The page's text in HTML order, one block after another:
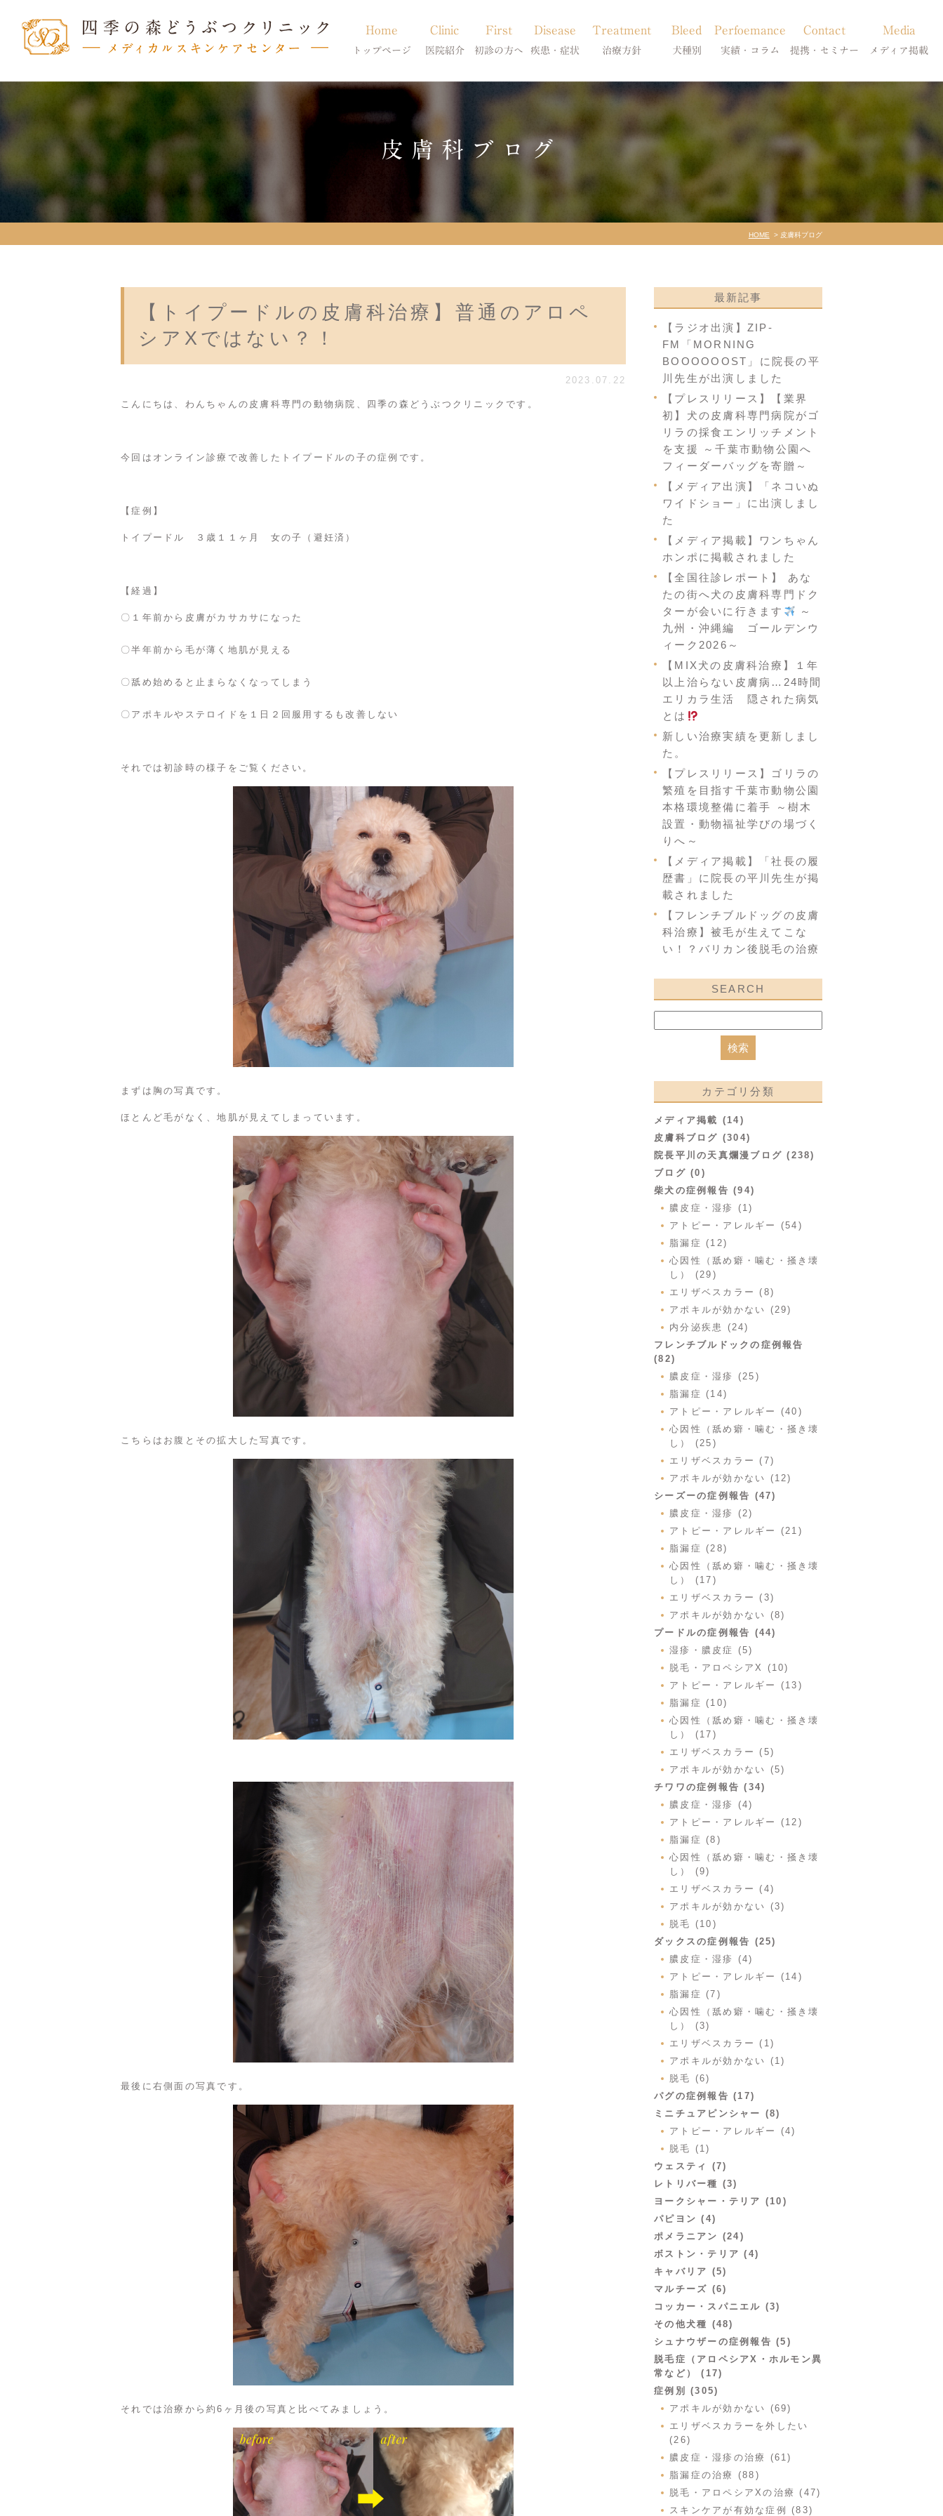
Home
トップページ
Clinic
医院紹介
当院のご紹介
獣医師紹介
First
初診の方へ
初診の方へ
Disease
疾患・症状
アトピー・アレルギー
膿皮症・脂漏症
脱毛症・アロペシアX
アポキルが効かない皮膚病
Treatment
治療方針
体質改善・食事療法
Bleed
犬種別
柴犬の皮膚病
シーズーの皮膚病
フレンチブルドッグの皮膚病
トイプードルの皮膚病
Perfoemance
実績・コラム
症状別
コラム「皮膚科のいろは」
Contact
提携・セミナー
診療提携・セミナー開催
Media
メディア掲載
皮膚科ブログ
HOME 皮膚科ブログ
【トイプードルの皮膚科治療】普通のアロペ
シアXではない？！
2023.07.22
こんにちは、わんちゃんの皮膚科専門の動物病院、四季の森どうぶつクリニックです。
今回はオンライン診療で改善したトイプードルの子の症例です。
【症例】
トイプードル ３歳１１ヶ月 女の子（避妊済）
【経過】
〇１年前から皮膚がカサカサになった
〇半年前から毛が薄く地肌が見える
〇舐め始めると止まらなくなってしまう
〇アポキルやステロイドを１日２回服用するも改善しない
それでは初診時の様子をご覧ください。
まずは胸の写真です。
ほとんど毛がなく、地肌が見えてしまっています。
こちらはお腹とその拡大した写真です。
最後に右側面の写真です。
それでは治療から約6ヶ月後の写真と比べてみましょう。
最新記事
【ラジオ出演】ZIP-
FM「MORNING
BOOOOOOST」に院長の平
川先生が出演しました
【プレスリリース】【業界
初】犬の皮膚科専門病院がゴ
リラの採食エンリッチメント
を支援 ～千葉市動物公園へ
フィーダーバッグを寄贈～
【メディア出演】「ネコいぬ
ワイドショー」に出演しまし
た
【メディア掲載】ワンちゃん
ホンポに掲載されました
【全国往診レポート】 あな
たの街へ犬の皮膚科専門ドク
ターが会いに行きます
～
九州・沖縄編 ゴールデンウ
ィーク2026～
【MIX犬の皮膚科治療】１年
以上治らない皮膚病…24時間
エリカラ生活 隠された病気
とは
新しい治療実績を更新しまし
た。
【プレスリリース】ゴリラの
繁殖を目指す千葉市動物公園
本格環境整備に着手 ～樹木
設置・動物福祉学びの場づく
りへ～
【メディア掲載】「社長の履
歴書」に院長の平川先生が掲
載されました
【フレンチブルドッグの皮膚
科治療】被毛が生えてこな
い！？バリカン後脱毛の治療
SEARCH
カテゴリ分類
メディア掲載 (14)
皮膚科ブログ (304)
院長平川の天真爛漫ブログ (238)
ブログ (0)
柴犬の症例報告 (94)
膿皮症・湿疹 (1)
アトピー・アレルギー (54)
脂漏症 (12)
心因性（舐め癖・噛む・掻き壊
し） (29)
エリザベスカラー (8)
アポキルが効かない (29)
内分泌疾患 (24)
フレンチブルドックの症例報告
(82)
膿皮症・湿疹 (25)
脂漏症 (14)
アトピー・アレルギー (40)
心因性（舐め癖・噛む・掻き壊
し） (25)
エリザベスカラー (7)
アポキルが効かない (12)
シーズーの症例報告 (47)
膿皮症・湿疹 (2)
アトピー・アレルギー (21)
脂漏症 (28)
心因性（舐め癖・噛む・掻き壊
し） (17)
エリザベスカラー (3)
アポキルが効かない (8)
プードルの症例報告 (44)
湿疹・膿皮症 (5)
脱毛・アロペシアX (10)
アトピー・アレルギー (13)
脂漏症 (10)
心因性（舐め癖・噛む・掻き壊
し） (17)
エリザベスカラー (5)
アポキルが効かない (5)
チワワの症例報告 (34)
膿皮症・湿疹 (4)
アトピー・アレルギー (12)
脂漏症 (8)
心因性（舐め癖・噛む・掻き壊
し） (9)
エリザベスカラー (4)
アポキルが効かない (3)
脱毛 (10)
ダックスの症例報告 (25)
膿皮症・湿疹 (4)
アトピー・アレルギー (14)
脂漏症 (7)
心因性（舐め癖・噛む・掻き壊
し） (3)
エリザベスカラー (1)
アポキルが効かない (1)
脱毛 (6)
パグの症例報告 (17)
ミニチュアピンシャー (8)
アトピー・アレルギー (4)
脱毛 (1)
ウェスティ (7)
レトリバー種 (3)
ヨークシャー・テリア (10)
パピヨン (4)
ポメラニアン (24)
ボストン・テリア (4)
キャバリア (5)
マルチーズ (6)
コッカー・スパニエル (3)
その他犬種 (48)
シュナウザーの症例報告 (5)
脱毛症（アロペシアX・ホルモン異
常など） (17)
症例別 (305)
アポキルが効かない (69)
エリザベスカラーを外したい
(26)
膿皮症・湿疹の治療 (61)
脂漏症の治療 (88)
脱毛・アロペシアXの治療 (47)
スキンケアが有効な症例 (83)